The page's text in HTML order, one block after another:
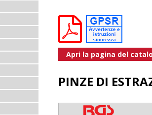
Apri la pagina del
PINZE DI